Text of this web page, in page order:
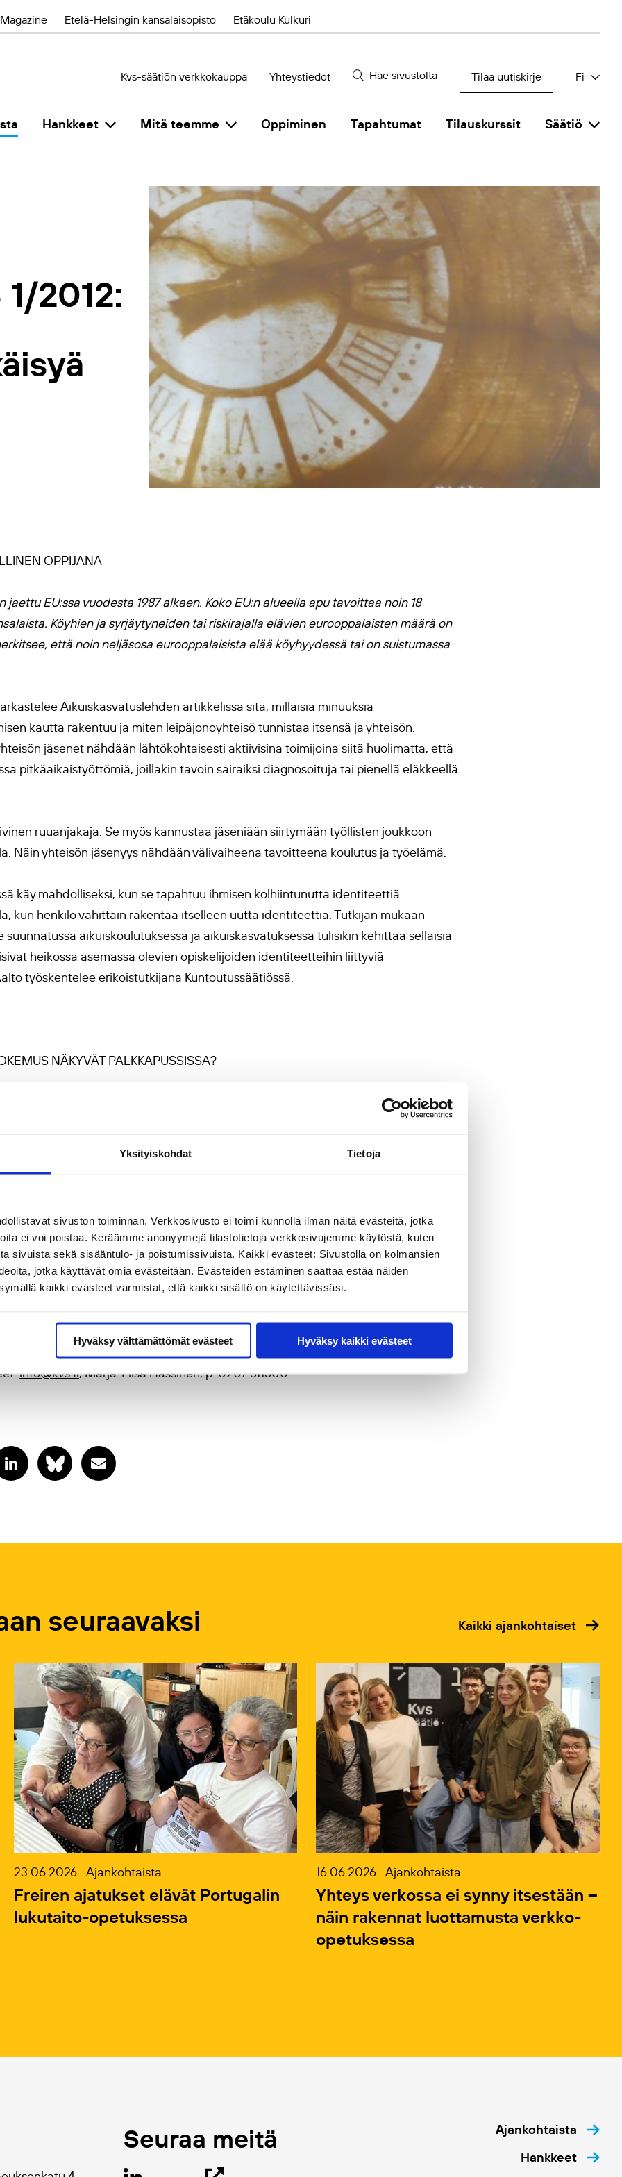
Yksityiskohdat Tietoja
sivuston toiminnan. Verkkosivusto ei toimi kunnolla ilman näitä evästeitä, jotka
ei voi poistaa. Keräämme anonyymejä tilastotietoja verkkosivujemme käytöstä, kuten
sivuista sekä sisääntulo- ja poistumissivuista. Kaikki evästeet: Sivustolla on kolmansien
jotka käyttävät omia evästeitään. Evästeiden estäminen saattaa estää näiden
kaikki evästeet varmistat, että kaikki sisältö on käytettävissäsi.
Hyväksy välttämättömät evästeet Hyväksy kaikki evästeet
Etelä-Helsingin kansalaisopisto Etäkoulu Kulkuri
Kvs-säätiön verkkokauppa Yhteystiedot Hae sivustolta Tilaa uutiskirje Fi
Hankkeet Mitä teemme Oppiminen Tapahtumat Tilauskurssit Säätiö
2012:
OPPIJANA
EU:ssa vuodesta 1987 alkaen. Koko EU:n alueella apu tavoittaa noin 18
Köyhien ja syrjäytyneiden tai riskirajalla elävien eurooppalaisten määrä on
että noin neljäsosa eurooppalaisista elää köyhyydessä tai on suistumassa
Aikuiskasvatuslehden artikkelissa sitä, millaisia minuuksia
kautta rakentuu ja miten leipäjonoyhteisö tunnistaa itsensä ja yhteisön.
jäsenet nähdään lähtökohtaisesti aktiivisina toimijoina siitä huolimatta, että
pitkäaikaistyöttömiä, joillakin tavoin sairaiksi diagnosoituja tai pienellä eläkkeellä
ruuanjakaja. Se myös kannustaa jäseniään siirtymään työllisten joukkoon
Näin yhteisön jäsenyys nähdään välivaiheena tavoitteena koulutus ja työelämä.
käy mahdolliseksi, kun se tapahtuu ihmisen kolhiintunutta identiteettiä
kun henkilö vähittäin rakentaa itselleen uutta identiteettiä. Tutkijan mukaan
aikuiskoulutuksessa ja aikuiskasvatuksessa tulisikin kehittää sellaisia
heikossa asemassa olevien opiskelijoiden identiteetteihin liittyviä
työskentelee erikoistutkijana Kuntoutussäätiössä.
NÄKYVÄT PALKKAPUSSISSA?
aikuiskoulutus on vaikuttanut eniten työpaikan sisäiseen liikkuvuuteen,
on heikentynyt 1990–2006, osoittaa taloustieteen tohtori Erkki Laukkanen.
kertaa vuodessa. Se julkaisee tieteellisiä artikkeleita, näkökulmia tutkimukseen,
katsauksia alan uutuuskirjoihin. Lehden tavoitteena on luoda edellytyksiä
ja käytännön välillä. Lehti edistää aikuiskasvatuksen uudistumista keskustelemalla
info@kvs.fi, Marja-Liisa Hassinen, p. 0207 511500
seuraavaksi Kaikki ajankohtaiset
23.06.2026 Ajankohtaista
Freiren ajatukset elävät Portugalin
lukutaito-opetuksessa
16.06.2026 Ajankohtaista
Yhteys verkossa ei synny itsestään –
näin rakennat luottamusta verkko-
opetuksessa
Seuraa meitä
Ajankohtaista
Hankkeet